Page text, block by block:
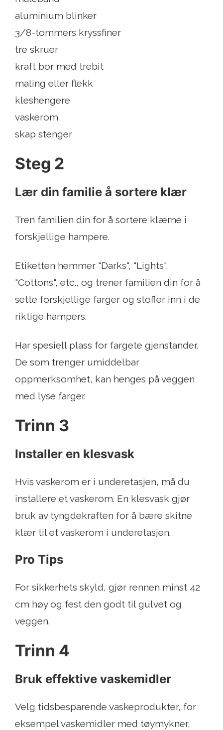
aluminium blinker
3/8-tommers kryssfiner
tre skruer
kraft bor med trebit
maling eller flekk
kleshengere
vaskerom
skap stenger
Steg 2
Lær din familie å sortere klær
Tren familien din for å sortere klærne i
forskjellige hampere.
Etiketten hemmer "Darks", "Lights",
"Cottons", etc., og trener familien din for å
sette forskjellige farger og stoffer inn i de
riktige hampers.
Har spesiell plass for fargete gjenstander.
De som trenger umiddelbar
oppmerksomhet, kan henges på veggen
med lyse farger.
Trinn 3
Installer en klesvask
Hvis vaskerom er i underetasjen, må du
installere et vaskerom. En klesvask gjør
bruk av tyngdekraften for å bære skitne
klær til et vaskerom i underetasjen.
Pro Tips
For sikkerhets skyld, gjør rennen minst 42
cm høy og fest den godt til gulvet og
veggen.
Trinn 4
Bruk effektive vaskemidler
Velg tidsbesparende vaskeprodukter, for
eksempel vaskemidler med tøymykner,